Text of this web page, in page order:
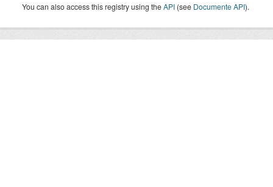
You can also access this registry using theAPI (see Documente API).